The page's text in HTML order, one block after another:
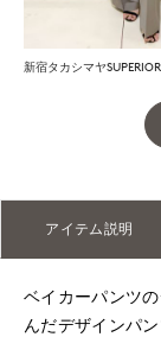
新宿タカシマヤ
アイテム説明
ベイカーパンツ
んだデザインパ